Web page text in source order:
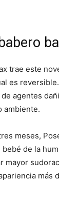
trae este
es
agentes
ambiente.
meses,
de la
mayor
más